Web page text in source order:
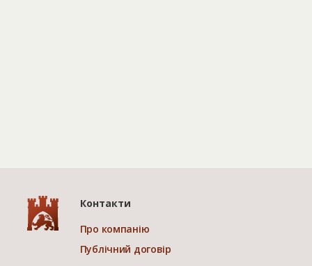
Контакти
Про компанію
Публічний договір